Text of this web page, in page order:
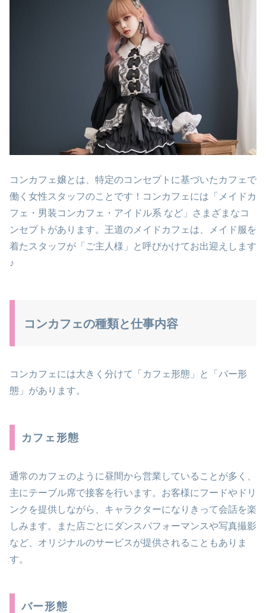
コンカフェ嬢とは、特定のコンセプトに基づいたカフェで
働く女性スタッフのことです！コンカフェには「メイドカ
フェ・男装コンカフェ・アイドル系 など」さまざまなコ
ンセプトがあります。王道のメイドカフェは、メイド服を
着たスタッフが「ご主人様」と呼びかけてお出迎えします
♪
コンカフェの種類と仕事内容
コンカフェには大きく分けて「カフェ形態」と「バー形
態」があります。
カフェ形態
通常のカフェのように昼間から営業していることが多く、
主にテーブル席で接客を行います。お客様にフードやドリ
ンクを提供しながら、キャラクターになりきって会話を楽
しみます。また店ごとにダンスパフォーマンスや写真撮影
など、オリジナルのサービスが提供されることもありま
す。
バー形態